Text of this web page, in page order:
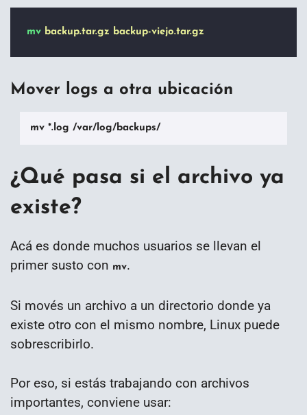
mv backup.tar.gz backup-viejo.tar.gz
Mover logs a otra ubicación
mv *.log /var/log/backups/
¿Qué pasa si el archivo ya
existe?
Acá es donde muchos usuarios se llevan el
primer susto con mv.
Si movés un archivo a un directorio donde ya
existe otro con el mismo nombre, Linux puede
sobrescribirlo.
Por eso, si estás trabajando con archivos
importantes, conviene usar: